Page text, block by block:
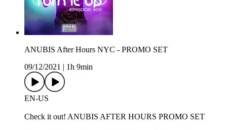
ANUBIS After Hours NYC - PROMO SET
09/12/2021
1h 9min
EN-US
Check it out! ANUBIS AFTER HOURS PROMO SET